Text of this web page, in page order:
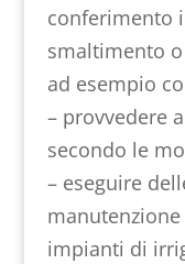
conferimento
smaltimento
ad esempio
– provvedere
secondo le
– eseguire
impianti di